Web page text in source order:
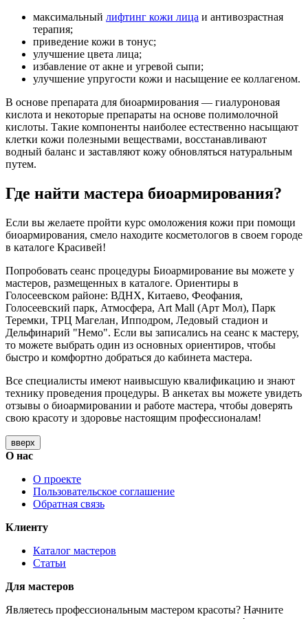
максимальный лифтинг кожи лица и антивозрастная
терапия;
приведение кожи в тонус;
улучшение цвета лица;
избавление от акне и угревой сыпи;
улучшение упругости кожи и насыщение ее коллагеном.
В основе препарата для биоармирования — гиалуроновая
кислота и некоторые препараты на основе полимолочной
кислоты. Такие компоненты наиболее естественно насыщают
клетки кожи полезными веществами, восстанавливают
водный баланс и заставляют кожу обновляться натуральным
путем.
Где найти мастера биоармирования?
Если вы желаете пройти курс омоложения кожи при помощи
биоармирования, смело находите косметологов в своем городе
в каталоге Красивей!
Попробовать сеанс процедуры Биоармирование вы можете у
мастеров, размещенных в каталоге. Ориентиры в
Голосеевском районе: ВДНХ, Китаево, Феофания,
Голосеевский парк, Атмосфера, Art Mall (Арт Мол), Парк
Теремки, ТРЦ Магелан, Ипподром, Ледовый стадион и
Дельфинарий "Немо". Если вы записались на сеанс к мастеру,
то можете выбрать один из основных ориентиров, чтобы
быстро и комфортно добраться до кабинета мастера.
Все специалисты имеют наивысшую квалификацию и знают
технику проведения процедуры. В анкетах вы можете увидеть
отзывы о биоармировании и работе мастера, чтобы доверять
свою красоту и здоровье настоящим профессионалам!
вверх
О нас
О проекте
Пользовательское соглашение
Обратная связь
Клиенту
Каталог мастеров
Статьи
Для мастеров
Являетесь профессиональным мастером красоты? Начните